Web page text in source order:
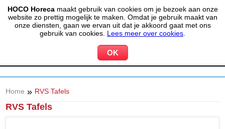
HOCO Horecamaakt gebruik van cookies om je bezoek aan onze
website zo prettig mogelijk te maken. Omdat je gebruik maakt van
onze diensten, gaan we ervan uit dat je akkoord gaat met ons
gebruik van cookies. Lees meer over cookies
(020) 497 6325 info@hocohoreca.nl
MIJN ACCOUNT 0 WINKELWAGEN
Home » RVS Tafels
RVS Tafels